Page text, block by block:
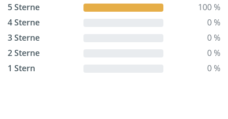
5 Sterne
100 %
4 Sterne
0 %
3 Sterne
0 %
2 Sterne
0 %
1 Stern
0 %